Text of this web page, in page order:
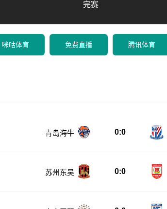
完赛
咪咕体育 免费直播 腾讯体育
青岛海牛 0:0
苏州东吴 0:0